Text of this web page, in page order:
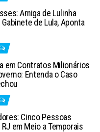
Amiga de Lulinha
de Lula, Aponta
em Contratos Milionários
Entenda o Caso
Cinco Pessoas
em Meio a Temporais